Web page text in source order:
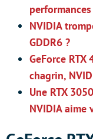
NVIDIA
GDDR6 ?
GeForce
chagrin,
Une RTX
NVIDIA aime